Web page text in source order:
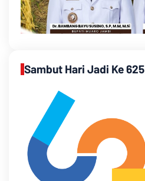
Sambut Hari Jadi Ke 625